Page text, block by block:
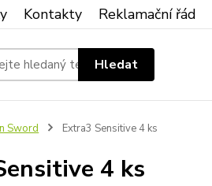
Kontakty Reklamační řád
Hledat
Sword Extra3 Sensitive 4 ks
4 ks